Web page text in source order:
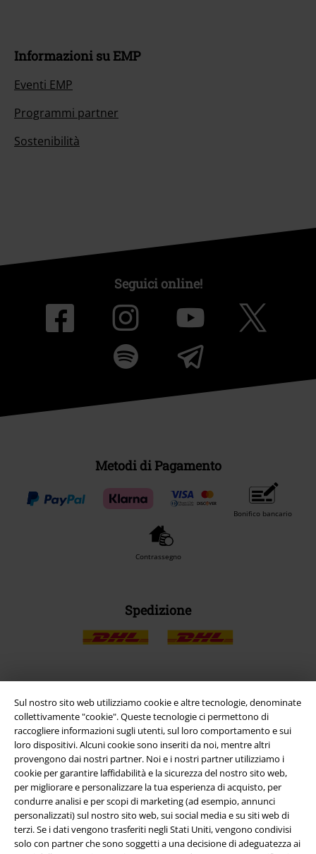
Sul nostro sito web utilizziamo cookie e altre tecnologie, denominate
collettivamente "cookie". Queste tecnologie ci permettono di
raccogliere informazioni sugli utenti, sul loro comportamento e sui
loro dispositivi. Alcuni cookie sono inseriti da noi, mentre altri
provengono dai nostri partner. Noi e i nostri partner utilizziamo i
cookie per garantire laffidabilità e la sicurezza del nostro sito web,
per migliorare e personalizzare la tua esperienza di acquisto, per
condurre analisi e per scopi di marketing (ad esempio, annunci
personalizzati) sul nostro sito web, sui social media e su siti web di
terzi. Se i dati vengono trasferiti negli Stati Uniti, vengono condivisi
solo con partner che sono soggetti a una decisione di adeguatezza ai
Informazioni su EMP
Eventi EMP
Programmi partner
Sostenibilità
Seguici online!
Metodi di Pagamento
Bonifico bancario
Contrassegno
Spedizione
App EMP
Scarica la nuova app di EMP!
A Warner Music Group Company